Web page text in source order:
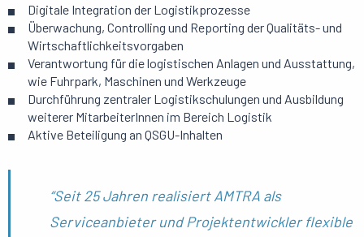
Digitale Integration der Logistikprozesse
Überwachung, Controlling und Reporting der Qualitäts- und
Wirtschaftlichkeitsvorgaben
Verantwortung für die logistischen Anlagen und Ausstattung,
wie Fuhrpark, Maschinen und Werkzeuge
Durchführung zentraler Logistikschulungen und Ausbildung
weiterer MitarbeiterInnen im Bereich Logistik
Aktive Beteiligung an QSGU-Inhalten
“Seit 25 Jahren realisiert AMTRA als
Serviceanbieter und Projektentwickler flexible